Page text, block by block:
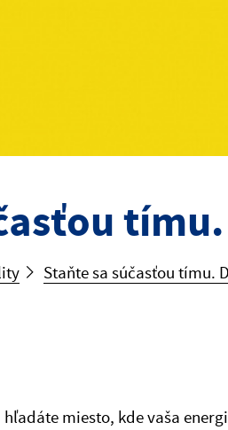
Staňte sa súčasťou tímu.
miesto, kde vaša